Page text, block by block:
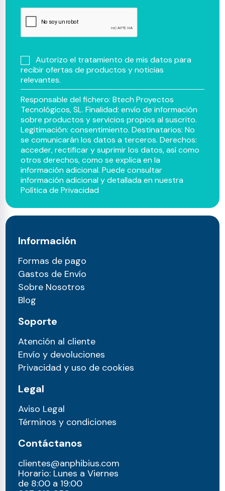
Autorizo el tratamiento de mis datos para
recibir ofertas de productos y noticias
relevantes.
Responsable del fichero: Btech Proyectos
Tecnológicos, SL. Finalidad: envío de información
sobre productos y servicios propios al suscrito.
Legitimación: consentimiento. Destinatarios: No
se comunicarán los datos a terceros. Derechos:
acceder, rectificar y suprimir los datos, así como
otros derechos, como se explica en la
información adicional. Puede consultar
información adicional y detallada en nuestra
Política de Privacidad
Información
Formas de pago
Gastos de Envío
Sobre Nosotros
Blog
Soporte
Atención al cliente
Envío y devoluciones
Privacidad y uso de cookies
Legal
Aviso Legal
Términos y condiciones
Contáctanos
clientes@anphibius.com
Horario: Lunes a Viernes
de 8:00 a 19:00